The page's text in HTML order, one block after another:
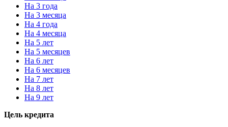
На 3 года
На 3 месяца
На 4 года
На 4 месяца
На 5 лет
На 5 месяцев
На 6 лет
На 6 месяцев
На 7 лет
На 8 лет
На 9 лет
Цель кредита